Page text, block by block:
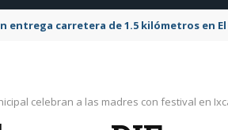
entrega carretera de 1.5 kilómetros en
celebran a las madres con festival en